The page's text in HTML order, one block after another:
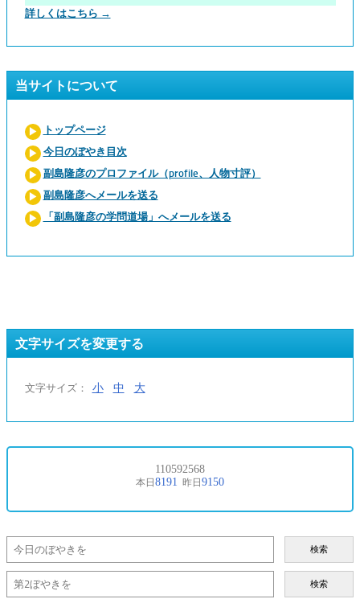
詳しくはこちら →
当サイトについて
トップページ
今日のぼやき目次
副島隆彦のプロファイル（profile、人物寸評）
副島隆彦へメールを送る
「副島隆彦の学問道場」へメールを送る
文字サイズを変更する
文字サイズ： 小 中 大
検索
検索